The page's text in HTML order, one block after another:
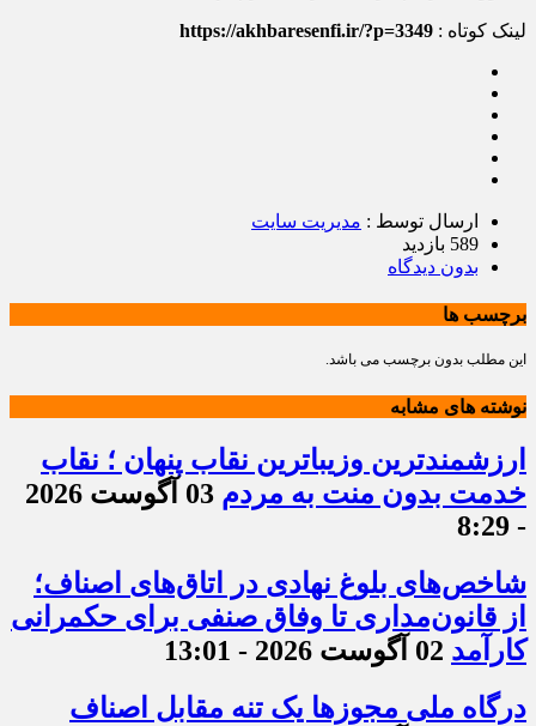
لینک کوتاه : https://akhbaresenfi.ir/?p=3349
ارسال توسط : مدیریت سایت
589 بازدید
بدون دیدگاه
برچسب ها
این مطلب بدون برچسب می باشد.
نوشته های مشابه
ارزشمندترین وزیباترین نقاب پنهان ؛ نقاب
خدمت بدون منت به مردم
03 آگوست 2026
- 8:29
شاخص‌های بلوغ نهادی در اتاق‌های اصناف؛
از قانون‌مداری تا وفاق صنفی برای حکمرانی
کارآمد 02 آگوست 2026 - 13:01
درگاه ملی مجوزها یک تنه مقابل اصناف